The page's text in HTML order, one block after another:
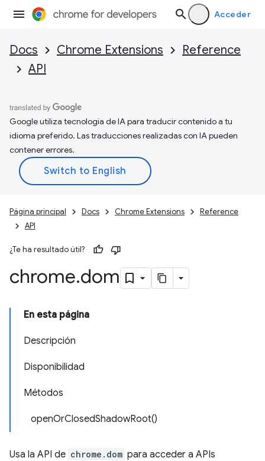
Acceder
Docs Chrome Extensions
Reference
API
Google utiliza tecnología de IA para traducir contenido a tu
idioma preferido. Las traducciones realizadas con IA pueden
contener errores.
Página principal Docs Chrome Extensions
Reference
API
¿Te ha resultado útil?
chrome.dom
En esta página
Descripción
Disponibilidad
Métodos
openOrClosedShadowRoot()
Usa la API de chrome.dom para acceder a APIs